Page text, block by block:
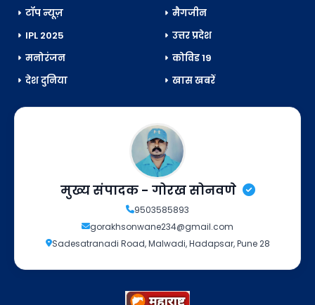
टॉप न्यूज़
मैगजीन
IPL 2025
उत्तर प्रदेश
मनोरंजन
कोविड 19
देश दुनिया
खास खबरें
मुख्य संपादक - गोरख सोनवणे
9503585893
gorakhsonwane234@gmail.com
Sadesatranadi Road, Malwadi, Hadapsar, Pune 28